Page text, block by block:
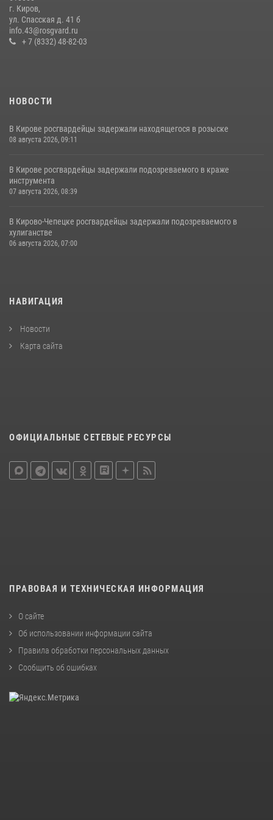
В Кирове и Кирово-Чепецке росгвардейцы задержали
подозреваемых в хулиганстве
19 июля 2026, 07:00
г. Киров,
ул. Спасская д. 41 б
info.43@rosgvard.ru
+ 7 (8332) 48-82-03
НОВОСТИ
В Кирове росгвардейцы задержали находящегося в розыске
08 августа 2026, 09:11
В Кирове росгвардейцы задержали подозреваемого в краже
инструмента
07 августа 2026, 08:39
В Кирово-Чепецке росгвардейцы задержали подозреваемого в
хулиганстве
06 августа 2026, 07:00
НАВИГАЦИЯ
Новости
Карта сайта
ОФИЦИАЛЬНЫЕ СЕТЕВЫЕ РЕСУРСЫ
ПРАВОВАЯ И ТЕХНИЧЕСКАЯ ИНФОРМАЦИЯ
О сайте
Об использовании информации сайта
Правила обработки персональных данных
Сообщить об ошибках